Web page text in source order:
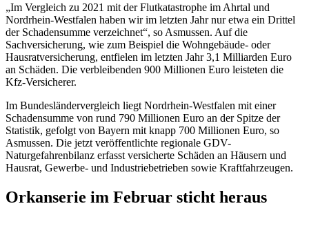
„Im Vergleich zu 2021 mit der Flutkatastrophe im Ahrtal und
Nordrhein-Westfalen haben wir im letzten Jahr nur etwa ein Drittel
der Schadensumme verzeichnet“, so Asmussen. Auf die
Sachversicherung, wie zum Beispiel die Wohngebäude- oder
Hausratversicherung, entfielen im letzten Jahr 3,1 Milliarden Euro
an Schäden. Die verbleibenden 900 Millionen Euro leisteten die
Kfz-Versicherer.
Im Bundesländervergleich liegt Nordrhein-Westfalen mit einer
Schadensumme von rund 790 Millionen Euro an der Spitze der
Statistik, gefolgt von Bayern mit knapp 700 Millionen Euro, so
Asmussen. Die jetzt veröffentlichte regionale GDV-
Naturgefahrenbilanz erfasst versicherte Schäden an Häusern und
Hausrat, Gewerbe- und Industriebetrieben sowie Kraftfahrzeugen.
Orkanserie im Februar sticht heraus